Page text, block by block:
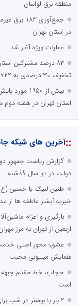
منطقه برق لواسان
جمع‌آوری
در استان تهران
عملیات ویژه آغاز شد...
۸۳ درصد مشترکین
تخفیف ۳۰ درصدی به ۷۲۲ هزار مشترک تهرانی
بیش از
استان تهران در هفته دوم
::آخرین های شبکه
گزارش ریاست جمهور
دولت در دو سال گذشته
طنین لبیک یا حسین (ع)
خیریه آبشار عاطفه ها از
اربعین از تهران به مرز
عشق؛ محور اصلی خدمت
همایش میلیونی محبت
حجاب، خط مقدم جبهه
است
۲ بار یا بیشتر در شب